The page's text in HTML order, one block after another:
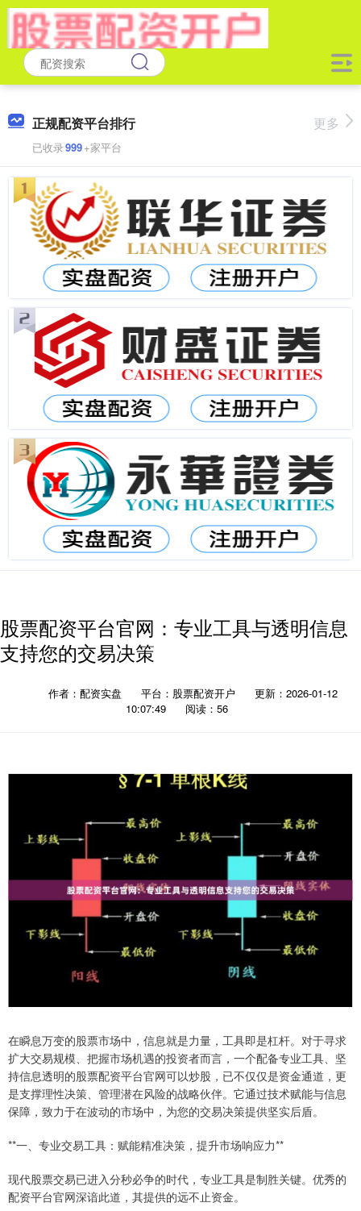
正规配资平台排行
已收录999+家平台
更多
股票配资平台官网：专业工具与透明信息
支持您的交易决策
作者：配资实盘 平台：股票配资开户
更新：2026-01-12
10:07:49
阅读：56
在瞬息万变的股票市场中，信息就是力量，工具即是杠杆。对于寻求
扩大交易规模、把握市场机遇的投资者而言，一个配备专业工具、坚
持信息透明的股票配资平台官网可以炒股，已不仅仅是资金通道，更
是支撑理性决策、管理潜在风险的战略伙伴。它通过技术赋能与信息
保障，致力于在波动的市场中，为您的交易决策提供坚实后盾。
**一、专业交易工具：赋能精准决策，提升市场响应力**
现代股票交易已进入分秒必争的时代，专业工具是制胜关键。优秀的
配资平台官网深谙此道，其提供的远不止资金。